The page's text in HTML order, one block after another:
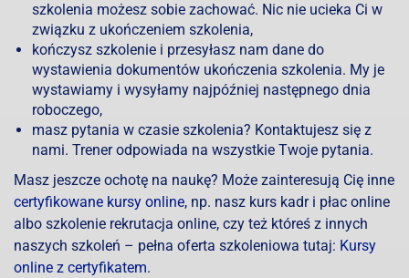
szkolenia możesz sobie zachować. Nic nie ucieka Ci w
związku z ukończeniem szkolenia,
kończysz szkolenie i przesyłasz nam dane do
wystawienia dokumentów ukończenia szkolenia. My je
wystawiamy i wysyłamy najpóźniej następnego dnia
roboczego,
masz pytania w czasie szkolenia? Kontaktujesz się z
nami. Trener odpowiada na wszystkie Twoje pytania.
Masz jeszcze ochotę na naukę? Może zainteresują Cię inne
certyfikowane kursy online, np. nasz kurs kadr i płac online
albo szkolenie rekrutacja online, czy też któreś z innych
naszych szkoleń – pełna oferta szkoleniowa tutaj: Kursy
online z certyfikatem.